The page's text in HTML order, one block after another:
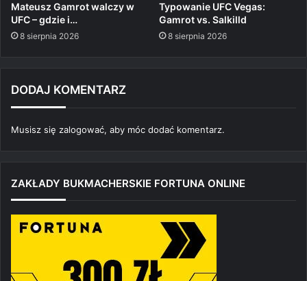
Mateusz Gamrot walczy w
UFC – gdzie i…
8 sierpnia 2026
Typowanie UFC Vegas:
Gamrot vs. Salkilld
8 sierpnia 2026
DODAJ KOMENTARZ
Musisz się zalogować, aby móc dodać komentarz.
ZAKŁADY BUKMACHERSKIE FORTUNA ONLINE